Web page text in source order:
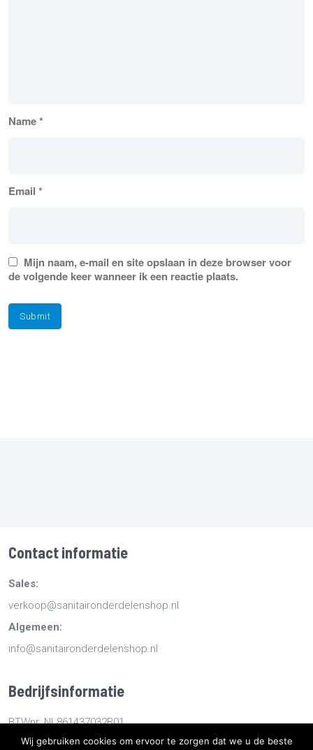
Name*
Email *
Mijn naam, e-mail en site opslaan in deze browser voor
de volgende keer wanneer ik een reactie plaats.
Contact informatie
Sales:
verkoop@sanitaironderdelenshop.nl
Algemeen:
info@sanitaironderdelenshop.nl
Bedrijfsinformatie
BTWnr: NL861437032B01
KvKnr: 78527112
Wij gebruiken cookies om ervoor te zorgen dat we u de beste